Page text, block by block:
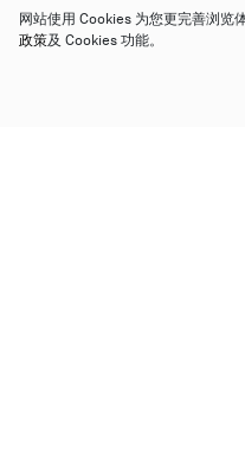
网站使用 Cookies 为您更完善浏览
政策及 Cookies 功能。